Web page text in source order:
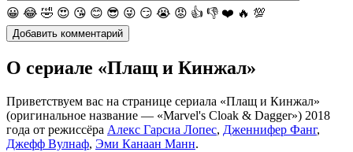
😀 😂 🤣 😍 😘 😊 😎 😜 😏 😭 😡 👍 👎 ❤️ 🔥 💯
О сериале «Плащ и Кинжал»
Приветствуем вас на странице сериала «Плащ и Кинжал»
(оригинальное название — «Marvel's Cloak & Dagger») 2018
года от режиссёра Алекс Гарсиа Лопес, Дженнифер Фанг,
Джефф Вулнаф, Эми Канаан Манн.